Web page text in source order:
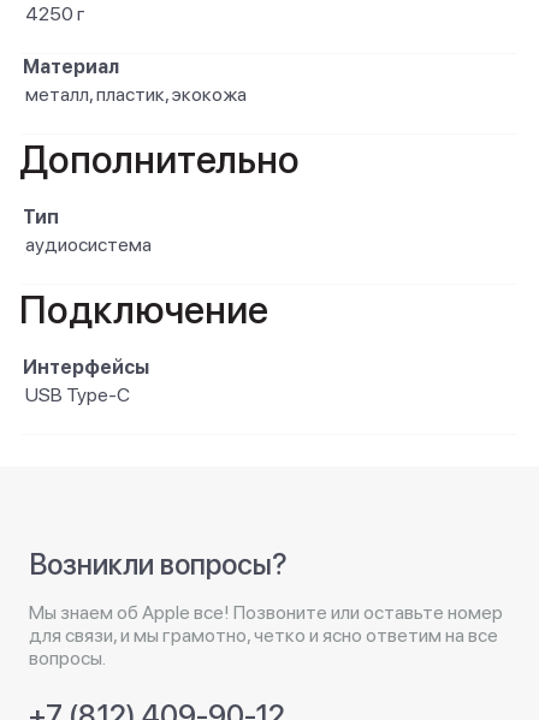
4250 г
Материал
металл, пластик, экокожа
Дополнительно
Тип
аудиосистема
Подключение
Интерфейсы
USB Type-C
Возникли вопросы?
Мы знаем об Apple все! Позвоните или оставьте номер
для связи, и мы грамотно, четко и ясно ответим на все
вопросы.